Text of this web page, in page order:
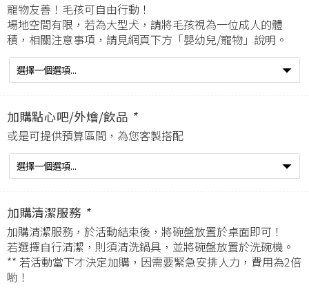
寵物友善！毛孩可自由行動！
場地空間有限，若為大型犬，請將毛孩視為一位成人的體
積，相關注意事項，請見網頁下方「嬰幼兒/寵物」說明。
加購點心吧/外燴/飲品 *
或是可提供預算區間，為您客製搭配
加購清潔服務 *
加購清潔服務，於活動結束後，將碗盤放置於桌面即可！
若選擇自行清潔，則須清洗鍋具，並將碗盤放置於洗碗機。
** 若活動當下才決定加購，因需要緊急安排人力，費用為2倍
喲！